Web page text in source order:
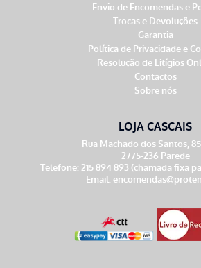
Envio de Encomendas e
Trocas e Devoluções
Garantia
Política de Privacidade e
Resolução de Litígios
Contactos
Sobre nós
LOJA CASCAIS
Rua Machado dos Santos,
2775-236 Parede
Telefone: 215 894 893 (chamada fixa
Email: